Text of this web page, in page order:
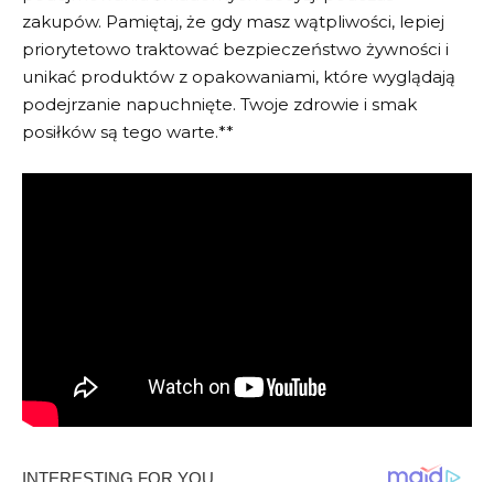
zakupów. Pamiętaj, że gdy masz wątpliwości, lepiej
priorytetowo traktować bezpieczeństwo żywności i
unikać produktów z opakowaniami, które wyglądają
podejrzanie napuchnięte. Twoje zdrowie i smak
posiłków są tego warte.**